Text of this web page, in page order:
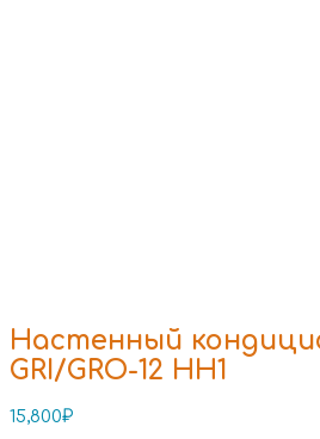
Настенный
GRI/GRO-12 HH1
15,800₽